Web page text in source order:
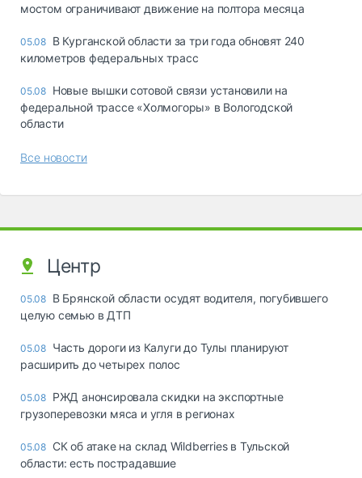
мостом ограничивают движение на полтора месяца
05.08 В Курганской области за три года обновят 240
километров федеральных трасс
05.08 Новые вышки сотовой связи установили на
федеральной трассе «Холмогоры» в Вологодской
области
Все новости
Центр
05.08 В Брянской области осудят водителя, погубившего
целую семью в ДТП
05.08 Часть дороги из Калуги до Тулы планируют
расширить до четырех полос
05.08 РЖД анонсировала скидки на экспортные
грузоперевозки мяса и угля в регионах
05.08 СК об атаке на склад Wildberries в Тульской
области: есть пострадавшие